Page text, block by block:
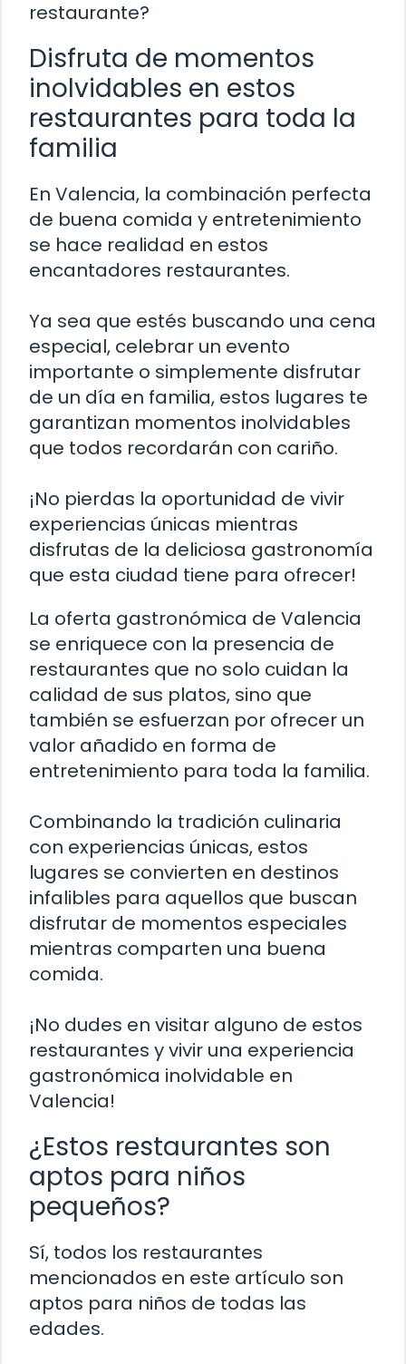
restaurante?
Disfruta de momentos
inolvidables en estos
restaurantes para toda la
familia
En Valencia, la combinación perfecta
de buena comida y entretenimiento
se hace realidad en estos
encantadores restaurantes.
Ya sea que estés buscando una cena
especial, celebrar un evento
importante o simplemente disfrutar
de un día en familia, estos lugares te
garantizan momentos inolvidables
que todos recordarán con cariño.
¡No pierdas la oportunidad de vivir
experiencias únicas mientras
disfrutas de la deliciosa gastronomía
que esta ciudad tiene para ofrecer!
La oferta gastronómica de Valencia
se enriquece con la presencia de
restaurantes que no solo cuidan la
calidad de sus platos, sino que
también se esfuerzan por ofrecer un
valor añadido en forma de
entretenimiento para toda la familia.
Combinando la tradición culinaria
con experiencias únicas, estos
lugares se convierten en destinos
infalibles para aquellos que buscan
disfrutar de momentos especiales
mientras comparten una buena
comida.
¡No dudes en visitar alguno de estos
restaurantes y vivir una experiencia
gastronómica inolvidable en
Valencia!
¿Estos restaurantes son
aptos para niños
pequeños?
Sí, todos los restaurantes
mencionados en este artículo son
aptos para niños de todas las
edades.